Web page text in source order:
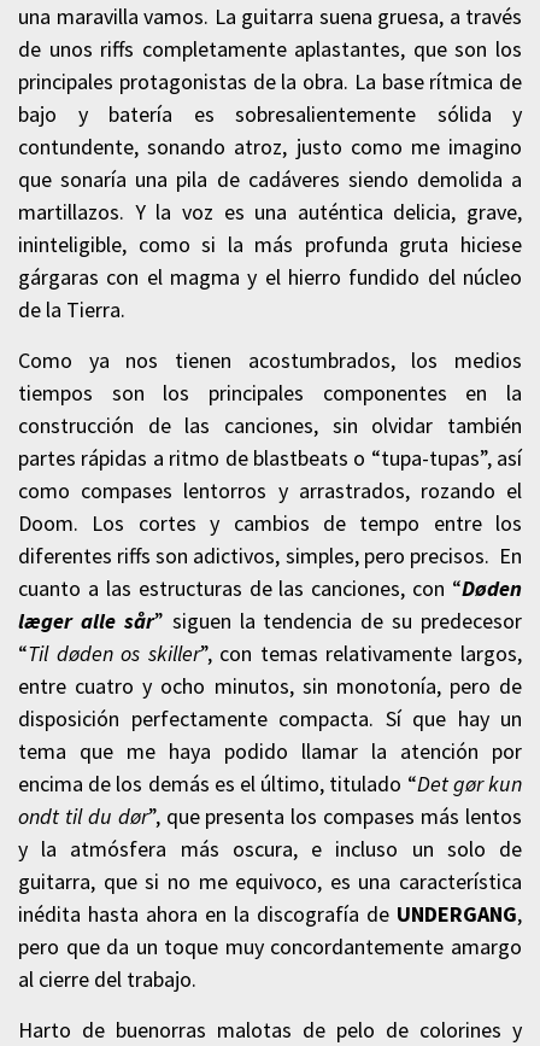
una maravilla vamos. La guitarra suena gruesa, a través
de unos riffs completamente aplastantes, que son los
principales protagonistas de la obra. La base rítmica de
bajo y batería es sobresalientemente sólida y
contundente, sonando atroz, justo como me imagino
que sonaría una pila de cadáveres siendo demolida a
martillazos. Y la voz es una auténtica delicia, grave,
ininteligible, como si la más profunda gruta hiciese
gárgaras con el magma y el hierro fundido del núcleo
de la Tierra.
Como ya nos tienen acostumbrados, los medios
tiempos son los principales componentes en la
construcción de las canciones, sin olvidar también
partes rápidas a ritmo de blastbeats o “tupa-tupas”, así
como compases lentorros y arrastrados, rozando el
Doom. Los cortes y cambios de tempo entre los
diferentes riffs son adictivos, simples, pero precisos. En
cuanto a las estructuras de las canciones, con “Døden
læger alle sår” siguen la tendencia de su predecesor
“Til døden os skiller”, con temas relativamente largos,
entre cuatro y ocho minutos, sin monotonía, pero de
disposición perfectamente compacta. Sí que hay un
tema que me haya podido llamar la atención por
encima de los demás es el último, titulado “Det gør kun
ondt til du dør”, que presenta los compases más lentos
y la atmósfera más oscura, e incluso un solo de
guitarra, que si no me equivoco, es una característica
inédita hasta ahora en la discografía de UNDERGANG,
pero que da un toque muy concordantemente amargo
al cierre del trabajo.
Harto de buenorras malotas de pelo de colorines y